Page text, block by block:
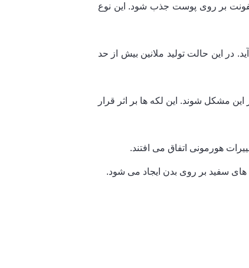
بر روی پوست جذب شود. این نوع
در این حالت تولید ملانین بیش از حد
کمتر نیز می توانند دچار این مشکل شوند. این لکه ها بر اثر قرار
هورمونی اتفاق می افتند.
های سفید بر روی بدن ایجاد می شود.